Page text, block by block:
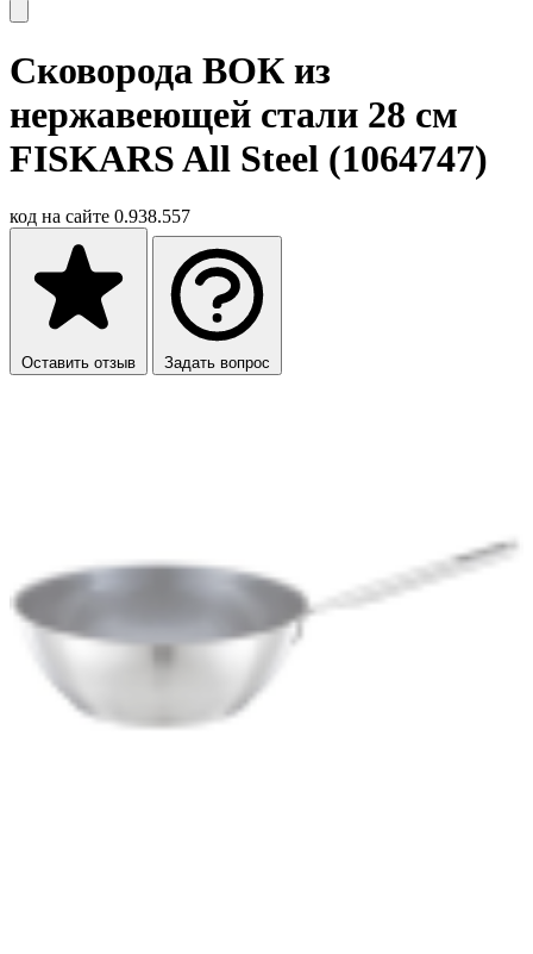
Сковорода ВОК из
нержавеющей стали 28 см
FISKARS All Steel (1064747)
код на сайте 0.938.557
Оставить отзыв Задать вопрос